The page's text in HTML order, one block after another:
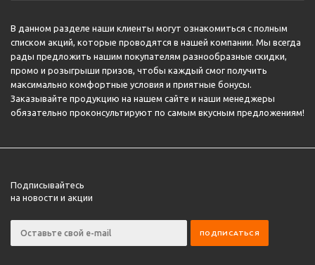
В данном разделе наши клиенты могут ознакомиться с полным
списком акций, которые проводятся в нашей компании. Мы всегда
рады предложить нашим покупателям разнообразные скидки,
промо и розыгрыши призов, чтобы каждый смог получить
максимально комфортные условия и приятные бонусы.
Заказывайте продукцию на нашем сайте и наши менеджеры
обязательно проконсультируют по самым вкусным предложениям!
Подписывайтесь
на новости и акции